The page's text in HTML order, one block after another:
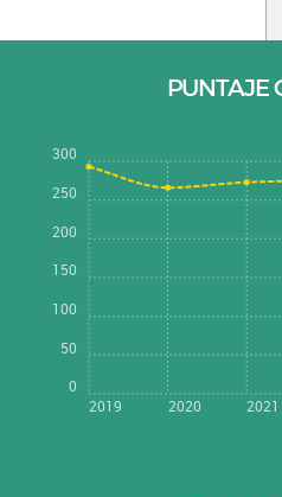
PUNTAJE
2019 2020 2021
0
50
100
150
200
250
300